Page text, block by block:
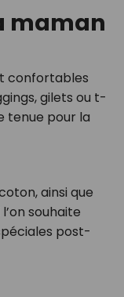
maman
confortables
gilets ou t-
tenue pour la
ainsi que
souhaite
post-